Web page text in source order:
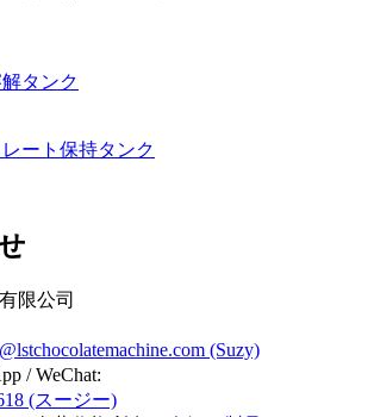
タンク
ート保持タンク
限公司
(Suzy)
/ WeChat:
(スージー)